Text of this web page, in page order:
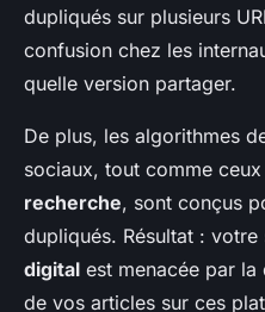
dupliqués sur plusieurs
confusion chez les
quelle version partager.
De plus, les algorithmes
sociaux, tout comme
recherche, sont conçus
dupliqués. Résultat : votre
digital est menacée par
de vos articles sur ces